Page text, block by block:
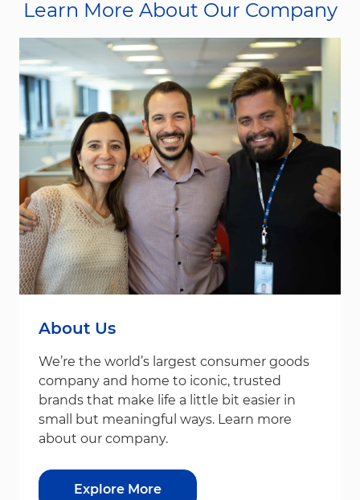
Learn More About Our Company
About Us
We’re the world’s largest consumer goods
company and home to iconic, trusted
brands that make life a little bit easier in
small but meaningful ways. Learn more
about our company.
Explore More